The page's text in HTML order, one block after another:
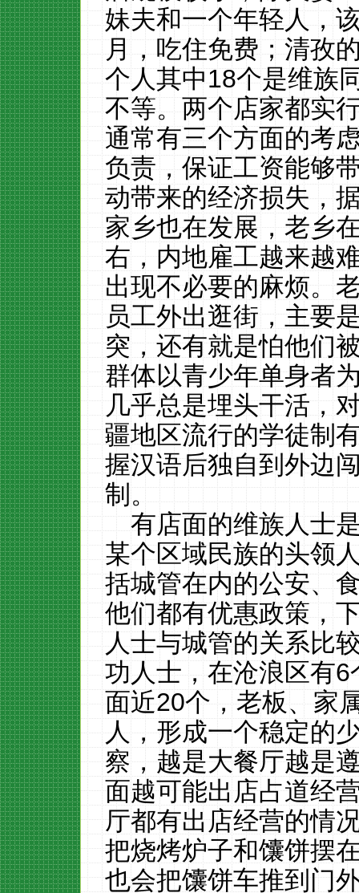
妹夫和一个年轻人，
月，吃住免费；清孜
个人其中18个是维族
不等。两个店家都实
通常有三个方面的考
负责，保证工资能够
动带来的经济损失，
家乡也在发展，老乡
右，内地雇工越来越
出现不必要的麻烦。
员工外出逛街，主要
突，还有就是怕他们
群体以青少年单身者
几乎总是埋头干活，
疆地区流行的学徒制
握汉语后独自到外边
制。
有店面的维族人士
某个区域民族的头领
括城管在内的公安、
他们都有优惠政策，
人士与城管的关系比
功人士，在沧浪区有6
面近20个，老板、家
人，形成一个稳定的
察，越是大餐厅越是
面越可能出店占道经
厅都有出店经营的情
把烧烤炉子和馕饼摆
也会把馕饼车推到门